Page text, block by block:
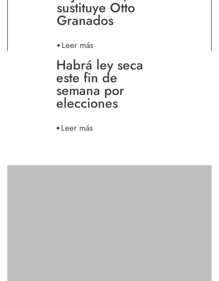
sustituye Otto
Granados
Leer más
Habrá ley seca
este fin de
semana por
elecciones
Leer más